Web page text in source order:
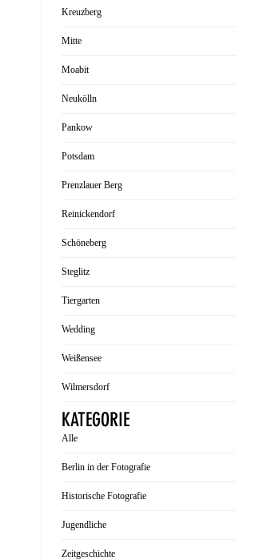
Kreuzberg
Mitte
Moabit
Neukölln
Pankow
Potsdam
Prenzlauer Berg
Reinickendorf
Schöneberg
Steglitz
Tiergarten
Wedding
Weißensee
Wilmersdorf
KATEGORIE
Alle
Berlin in der Fotografie
Historische Fotografie
Jugendliche
Zeitgeschichte